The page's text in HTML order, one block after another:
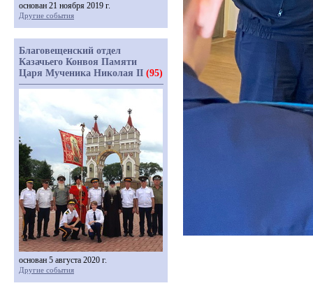
основан 21 ноября 2019 г.
Другие события
Благовещенский отдел
Казачьего Конвоя Памяти
Царя Мученика Николая II (95)
основан 5 августа 2020 г.
Другие события